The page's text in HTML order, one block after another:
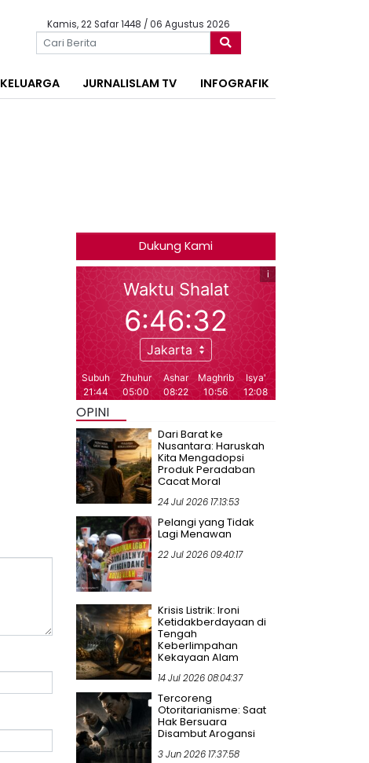
Kamis, 22 Safar 1448 / 06 Agustus 2026
KELUARGA JURNALISLAM TV INFOGRAFIK
Dukung Kami
OPINI
Dari Barat ke
Nusantara: Haruskah
Kita Mengadopsi
Produk Peradaban
Cacat Moral
24 Jul 2026 17:13:53
Pelangi yang Tidak
Lagi Menawan
22 Jul 2026 09:40:17
Krisis Listrik: Ironi
Ketidakberdayaan di
Tengah
Keberlimpahan
Kekayaan Alam
14 Jul 2026 08:04:37
Tercoreng
Otoritarianisme: Saat
Hak Bersuara
Disambut Arogansi
3 Jun 2026 17:37:58